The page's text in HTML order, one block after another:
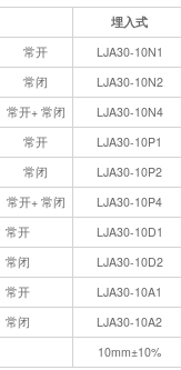
埋入式
常开 LJA30-10N1
常闭
LJA30-10N2
常开+ 常闭
LJA30-10N4
常开 LJA30-10P1
常闭
LJA30-10P2
常开+ 常闭
LJA30-10P4
常开 LJA30-10D1
常闭
LJA30-10D2
常开 LJA30-10A1
常闭
LJA30-10A2
10mm±10%